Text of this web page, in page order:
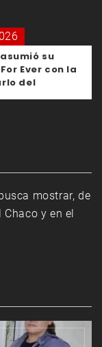
su
Ever con la
del
mostrar, de
y en el